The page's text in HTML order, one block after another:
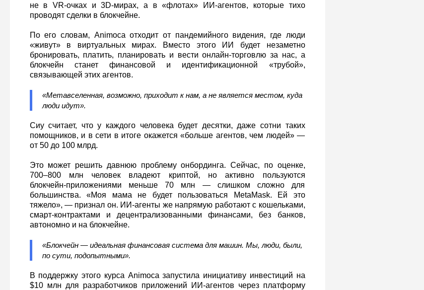
не в VR-очках и 3D‑мирах, а в «флотах» ИИ‑агентов, которые тихо
проводят сделки в блокчейне.
По его словам, Animoca отходит от пандемийного видения, где люди
«живут» в виртуальных мирах. Вместо этого ИИ будет незаметно
бронировать, платить, планировать и вести онлайн‑торговлю за нас, а
блокчейн станет финансовой и идентификационной «трубой»,
связывающей этих агентов.
«Метавселенная, возможно, приходит к нам, а не является местом, куда
люди идут».
Сиу считает, что у каждого человека будет десятки, даже сотни таких
помощников, и в сети в итоге окажется «больше агентов, чем людей» —
от 50 до 100 млрд.
Это может решить давнюю проблему онбординга. Сейчас, по оценке,
700–800 млн человек владеют криптой, но активно пользуются
блокчейн‑приложениями меньше 70 млн — слишком сложно для
большинства. «Моя мама не будет пользоваться MetaMask. Ей это
тяжело», — признал он. ИИ‑агенты же напрямую работают с кошельками,
смарт‑контрактами и децентрализованными финансами, без банков,
автономно и на блокчейне.
«Блокчейн — идеальная финансовая система для машин. Мы, люди, были,
по сути, подопытными».
В поддержку этого курса Animoca запустила инициативу инвестиций на
$10 млн для разработчиков приложений ИИ‑агентов через платформу